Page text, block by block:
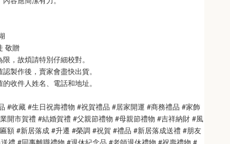
敬贈
，故煩請特別仔細校對。
製作後，賣家會盡快出貨。
收件人姓名、電話和地址。
#收藏 #生日祝壽禮物 #祝賀禮品 #居家開運 #商務禮品 #家飾
開市賀禮 #結婚賀禮 #父親節禮物 #母親節禮物 #吉祥納財 #風
額 #新居落成 #升遷 #榮調 #祝賀 #禮品 #新居落成送禮 #朋友
禮 #同事離職禮物 #退休紀念品 #老師退休禮物 #祝壽禮物 #